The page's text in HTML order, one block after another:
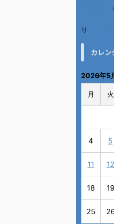
り
カレン
2026年5
月 火
4 5
11 12
18 19
25